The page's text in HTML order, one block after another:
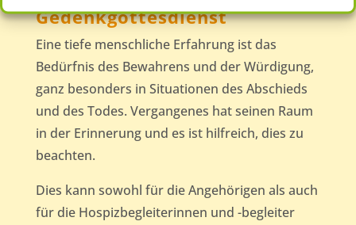
Gedenkgottesdienst
Eine tiefe menschliche Erfahrung ist das
Bedürfnis des Bewahrens und der Würdigung,
ganz besonders in Situationen des Abschieds
und des Todes. Vergangenes hat seinen Raum
in der Erinnerung und es ist hilfreich, dies zu
beachten.
Dies kann sowohl für die Angehörigen als auch
für die Hospizbegleiterinnen und -begleiter